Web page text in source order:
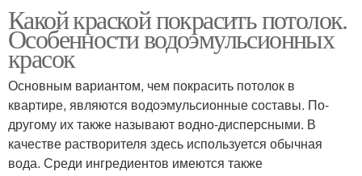
Какой краской покрасить потолок.
Особенности водоэмульсионных
красок
Основным вариантом, чем покрасить потолок в
квартире, являются водоэмульсионные составы. По-
другому их также называют водно-дисперсными. В
качестве растворителя здесь используется обычная
вода. Среди ингредиентов имеются также